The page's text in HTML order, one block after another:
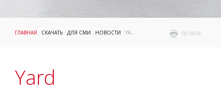
ПЕЧАТЬ
ГЛАВНАЯ : СКАЧАТЬ : ДЛЯ СМИ : НОВОСТИ : YARD
Yard